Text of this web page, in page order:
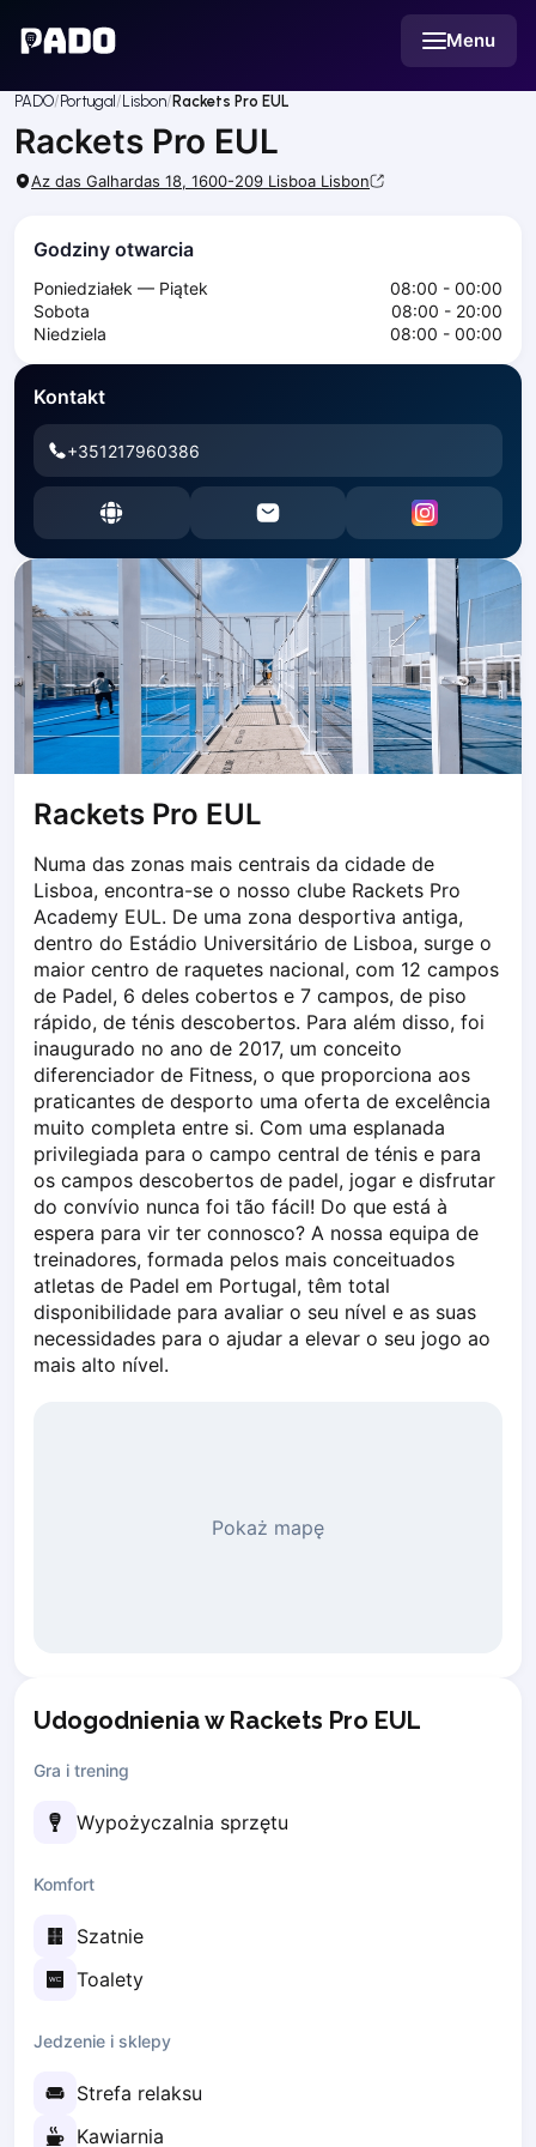
Menu
Українська
Русский
EnglishCities
Prague
Tbilisi
Budapest
Riga
Arlamow
Bialystok
Bielsko-Biala
Bolesławiec
Bydgoszcz
Chojnice
Czestochowa
Dabrowa Gornicza
Elblag
Elk
Gdansk
Gdynia
Grudziądz
Kalisz
Katowice
Katowice Area
Kielce
Kościerzyna
Krakow
Legionowo
Lodz
Lublin
Nowy Sącz
Olsztyn
Opole
Piaseczno
Pisz
Poznan
Pruszcz Gdański
Pszczyna
Rzeszow
Siedlce
Stalowa Wola
Szczecin
Torun
Cherkasy
Ivano-Frankivsk
Khmelnytskyi
Lutsk
Sumy
PADO Portugal Lisbon Rackets Pro EUL
Rackets Pro EUL
Az das Galhardas 18, 1600-209 Lisboa Lisbon
Rackets Pro EUL
Numa das zonas mais centrais da cidade de
Lisboa, encontra-se o nosso clube Rackets Pro
Academy EUL. De uma zona desportiva antiga,
dentro do Estádio Universitário de Lisboa, surge o
maior centro de raquetes nacional, com 12 campos
de Padel, 6 deles cobertos e 7 campos, de piso
rápido, de ténis descobertos. Para além disso, foi
inaugurado no ano de 2017, um conceito
diferenciador de Fitness, o que proporciona aos
praticantes de desporto uma oferta de excelência
muito completa entre si. Com uma esplanada
privilegiada para o campo central de ténis e para
os campos descobertos de padel, jogar e disfrutar
do convívio nunca foi tão fácil! Do que está à
espera para vir ter connosco? A nossa equipa de
treinadores, formada pelos mais conceituados
atletas de Padel em Portugal, têm total
disponibilidade para avaliar o seu nível e as suas
necessidades para o ajudar a elevar o seu jogo ao
mais alto nível.
Pokaż mapę
Udogodnienia w Rackets Pro EUL
Gra i trening
Wypożyczalnia sprzętu
Komfort
Szatnie
Toalety
Jedzenie i sklepy
Strefa relaksu
Kawiarnia
Godziny otwarcia
Poniedziałek — Piątek
08:00 - 00:00
Sobota
08:00 - 20:00
Niedziela
08:00 - 00:00
Kontakt
+351217960386